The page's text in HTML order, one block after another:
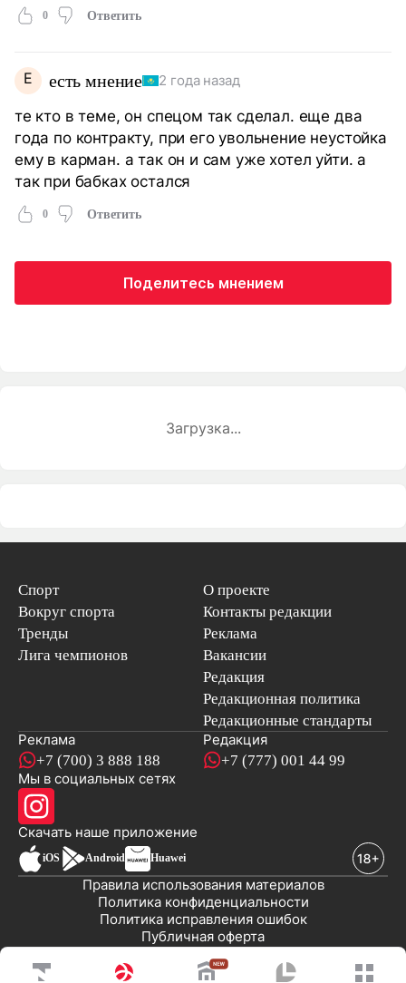
0 Ответить
Е есть мнение 2 года назад
те кто в теме, он спецом так сделал. еще два
года по контракту, при его увольнение неустойка
ему в карман. а так он и сам уже хотел уйти. а
так при бабках остался
0 Ответить
Поделитесь мнением
Загрузка...
Спорт
Вокруг спорта
Тренды
Лига чемпионов
О проекте
Контакты редакции
Реклама
Вакансии
Редакция
Редакционная политика
Редакционные стандарты
Реклама
+7 (700) 3 888 188
Редакция
+7 (777) 001 44 99
Мы в социальных сетях
Скачать наше приложениеновостей
iOS Android Huawei
Публичная оферта
Политика исправления ошибок
Политика конфиденциальности
Правила использования материалов